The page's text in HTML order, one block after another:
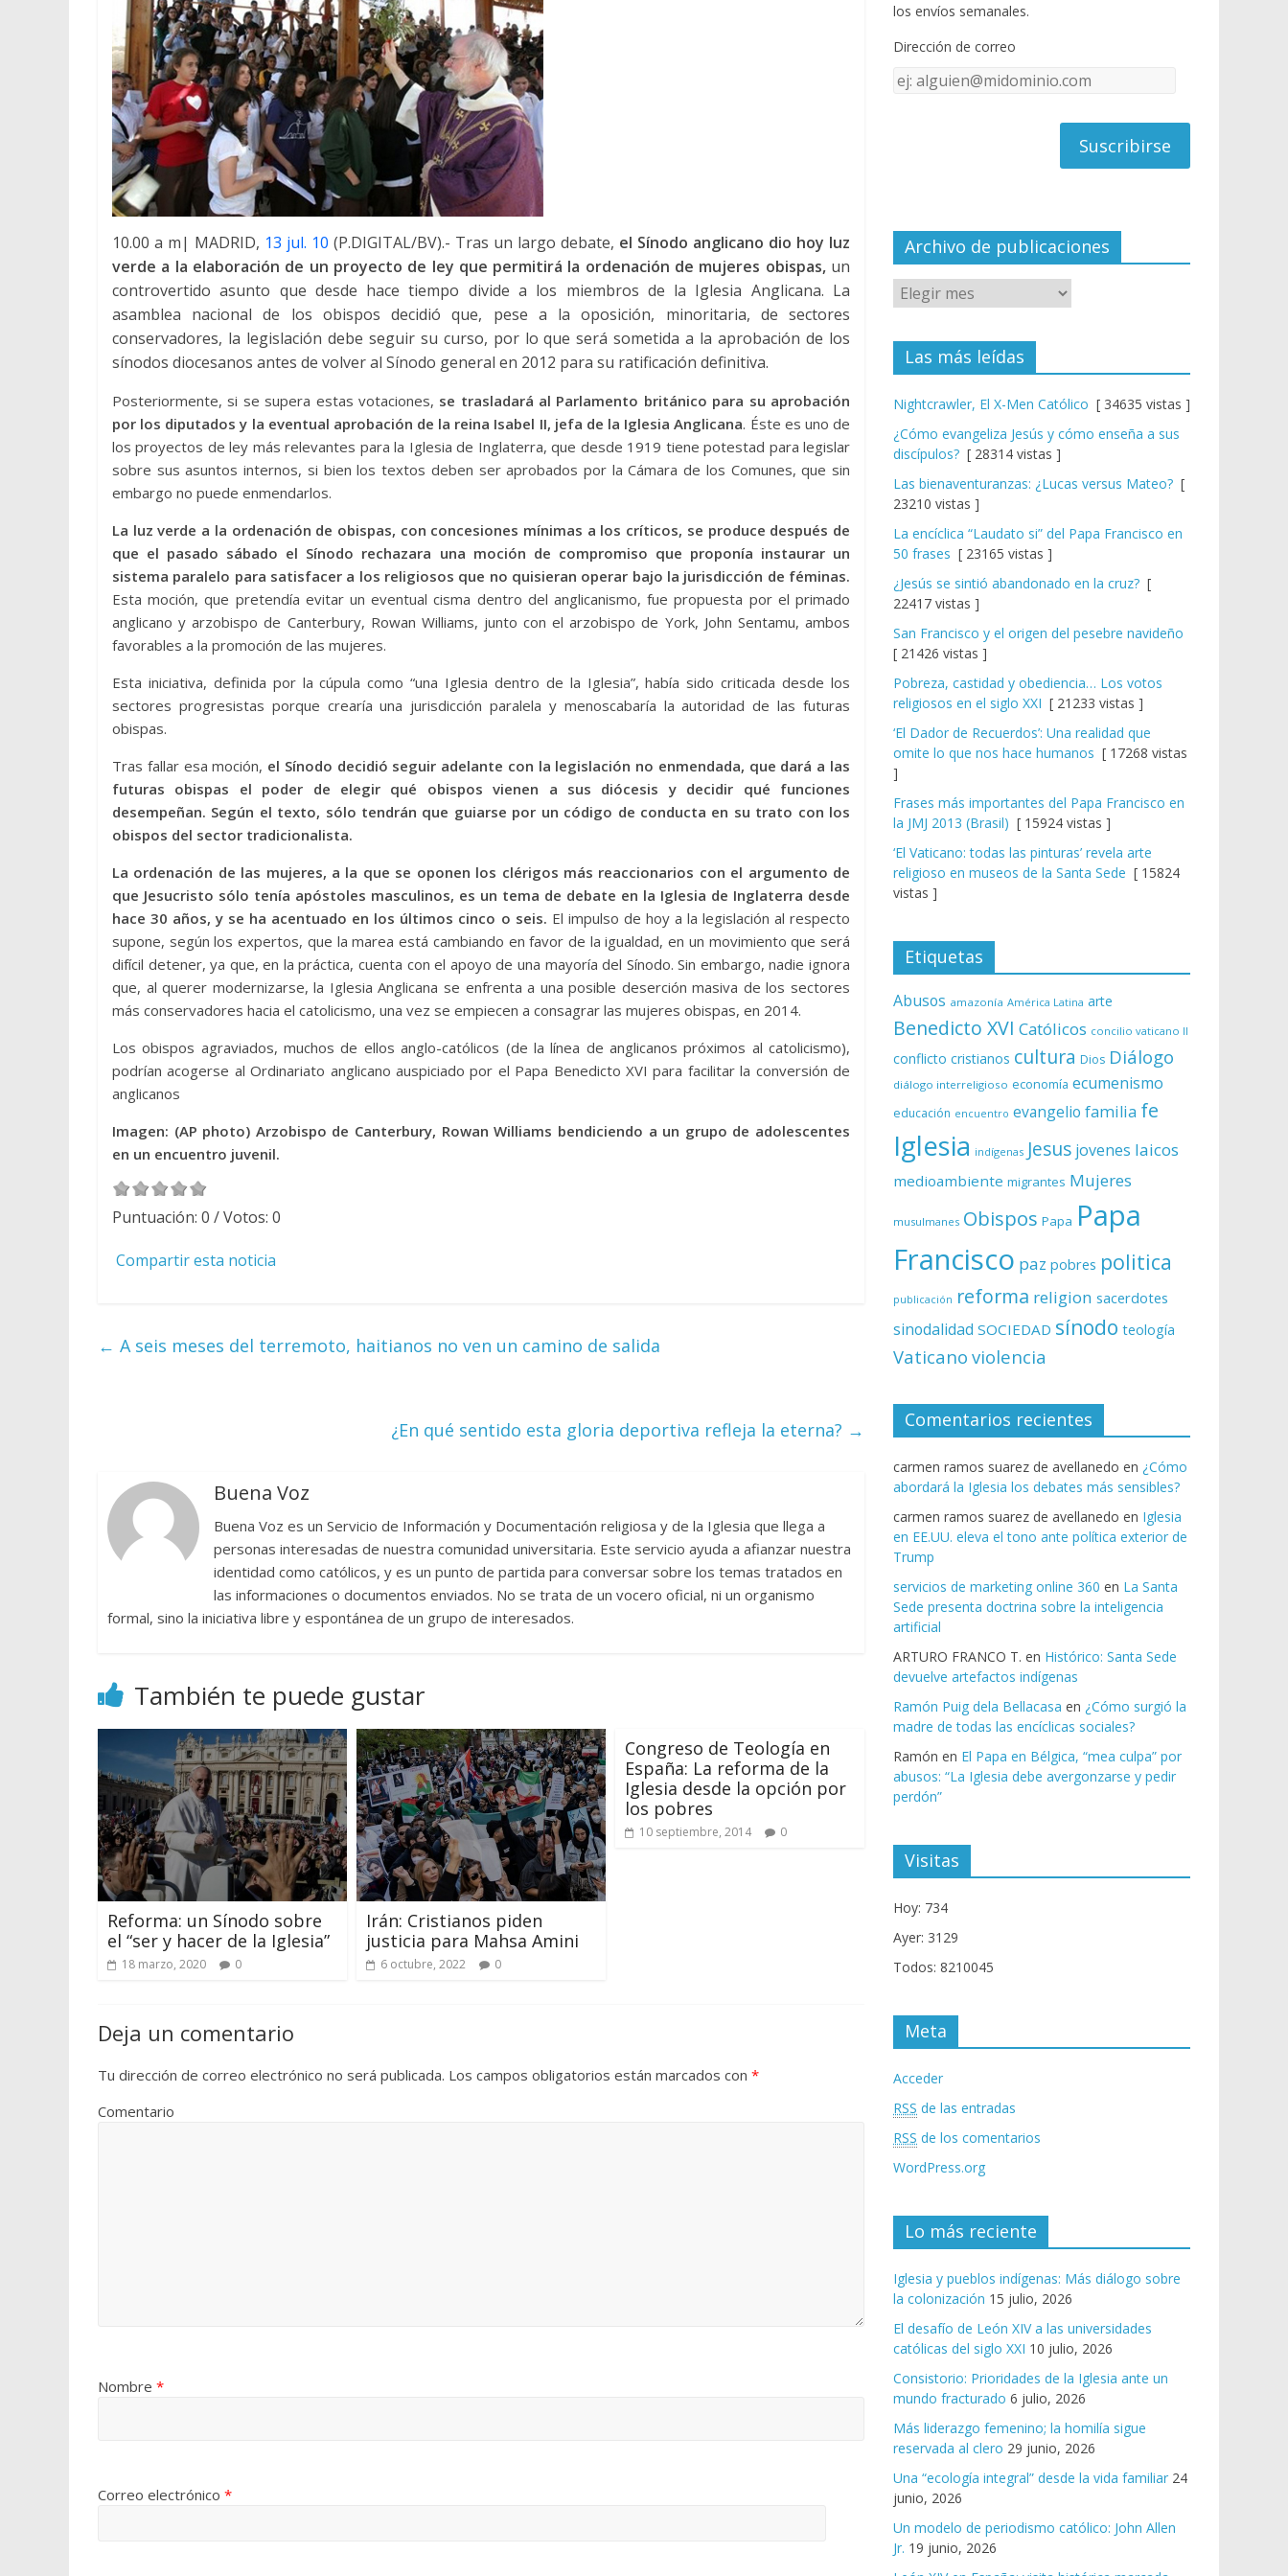
10.00 a m| MADRID, 13 jul. 10 (P.DIGITAL/BV).- Tras un largo debate, el Sínodo anglicano dio hoy luz
verde a la elaboración de un proyecto de ley que permitirá la ordenación de mujeres obispas,un
controvertido asunto que desde hace tiempo divide a los miembros de la Iglesia Anglicana. La
asamblea nacional de los obispos decidió que, pese a la oposición, minoritaria, de sectores
conservadores, la legislación debe seguir su curso, por lo que será sometida a la aprobación de los
sínodos diocesanos antes de volver al Sínodo general en 2012 para su ratificación definitiva.
Posteriormente, si se supera estas votaciones, se trasladará al Parlamento británico para su aprobación
por los diputados y la eventual aprobación de la reina Isabel II, jefa de la Iglesia Anglicana. Éste es uno de
los proyectos de ley más relevantes para la Iglesia de Inglaterra, que desde 1919 tiene potestad para legislar
sobre sus asuntos internos, si bien los textos deben ser aprobados por la Cámara de los Comunes, que sin
embargo no puede enmendarlos.
La luz verde a la ordenación de obispas, con concesiones mínimas a los críticos, se produce después de
que el pasado sábado el Sínodo rechazara una moción de compromiso que proponía instaurar un
sistema paralelo para satisfacer a los religiosos que no quisieran operar bajo la jurisdicción de féminas.
Esta moción, que pretendía evitar un eventual cisma dentro del anglicanismo, fue propuesta por el primado
anglicano y arzobispo de Canterbury, Rowan Williams, junto con el arzobispo de York, John Sentamu, ambos
favorables a la promoción de las mujeres.
Esta iniciativa, definida por la cúpula como “una Iglesia dentro de la Iglesia”, había sido criticada desde los
sectores progresistas porque crearía una jurisdicción paralela y menoscabaría la autoridad de las futuras
obispas.
Tras fallar esa moción, el Sínodo decidió seguir adelante con la legislación no enmendada, que dará a las
futuras obispas el poder de elegir qué obispos vienen a sus diócesis y decidir qué funciones
desempeñan. Según el texto, sólo tendrán que guiarse por un código de conducta en su trato con los
obispos del sector tradicionalista.
La ordenación de las mujeres, a la que se oponen los clérigos más reaccionarios con el argumento de
que Jesucristo sólo tenía apóstoles masculinos, es un tema de debate en la Iglesia de Inglaterra desde
hace 30 años, y se ha acentuado en los últimos cinco o seis. El impulso de hoy a la legislación al respecto
supone, según los expertos, que la marea está cambiando en favor de la igualdad, en un movimiento que será
difícil detener, ya que, en la práctica, cuenta con el apoyo de una mayoría del Sínodo. Sin embargo, nadie ignora
que, al querer modernizarse, la Iglesia Anglicana se enfrenta a una posible deserción masiva de los sectores
más conservadores hacia el catolicismo, una vez se empiecen a consagrar las mujeres obispas, en 2014.
Los obispos agraviados, muchos de ellos anglo-católicos (de la línea de anglicanos próximos al catolicismo),
podrían acogerse al Ordinariato anglicano auspiciado por el Papa Benedicto XVI para facilitar la conversión de
anglicanos
Imagen: (AP photo) Arzobispo de Canterbury, Rowan Williams bendiciendo a un grupo de adolescentes
en un encuentro juvenil.
Puntuación: 0 / Votos: 0
Compartir esta noticia
← A seis meses del terremoto, haitianos no ven un camino de salida
¿En qué sentido esta gloria deportiva refleja la eterna? →
Buena Voz
Buena Voz es un Servicio de Información y Documentación religiosa y de la Iglesia que llega a
personas interesadas de nuestra comunidad universitaria. Este servicio ayuda a afianzar nuestra
identidad como católicos, y es un punto de partida para conversar sobre los temas tratados en
las informaciones o documentos enviados. No se trata de un vocero oficial, ni un organismo
formal, sino la iniciativa libre y espontánea de un grupo de interesados.
También te puede gustar
Reforma: un Sínodo sobre
el “ser y hacer de la Iglesia”
18 marzo, 2020 0
Irán: Cristianos piden
justicia para Mahsa Amini
6 octubre, 2022 0
Congreso de Teología en
España: La reforma de la
Iglesia desde la opción por
los pobres
10 septiembre, 2014 0
Deja un comentario
Tu dirección de correo electrónico no será publicada. Los campos obligatorios están marcados con *
Comentario
Nombre *
Correo electrónico *
o
k e
C
el
los envíos semanales.
Dirección de correo
Dirección
Archivo de publicaciones
Las más leídas
Nightcrawler, El X-Men Católico [ 34635 vistas ]
¿Cómo evangeliza Jesús y cómo enseña a sus
discípulos? [ 28314 vistas ]
Las bienaventuranzas: ¿Lucas versus Mateo? [
23210 vistas ]
La encíclica “Laudato si” del Papa Francisco en
50 frases [ 23165 vistas ]
¿Jesús se sintió abandonado en la cruz? [
22417 vistas ]
San Francisco y el origen del pesebre navideño
[ 21426 vistas ]
Pobreza, castidad y obediencia… Los votos
religiosos en el siglo XXI [ 21233 vistas ]
‘El Dador de Recuerdos’: Una realidad que
omite lo que nos hace humanos [ 17268 vistas
]
Frases más importantes del Papa Francisco en
la JMJ 2013 (Brasil) [ 15924 vistas ]
‘El Vaticano: todas las pinturas’ revela arte
religioso en museos de la Santa Sede [ 15824
vistas ]
Etiquetas
Abusos amazonía América Latina arte
Benedicto XVI Católicos concilio vaticano II
conflicto cristianos cultura Dios Diálogo
diálogo interreligioso economía ecumenismo
educación encuentro evangelio familia fe
Iglesia indígenas Jesus jovenes laicos
medioambiente migrantes Mujeres
musulmanes Obispos Papa Papa
Francisco paz pobres politica
publicación reforma religion sacerdotes
sinodalidad SOCIEDAD sínodo teología
Vaticano violencia
Comentarios recientes
carmen ramos suarez de avellanedo en ¿Cómo
abordará la Iglesia los debates más sensibles?
carmen ramos suarez de avellanedo en Iglesia
en EE.UU. eleva el tono ante política exterior de
Trump
servicios de marketing online 360 en La Santa
Sede presenta doctrina sobre la inteligencia
artificial
ARTURO FRANCO T. en Histórico: Santa Sede
devuelve artefactos indígenas
Ramón Puig dela Bellacasa en ¿Cómo surgió la
madre de todas las encíclicas sociales?
Ramón en El Papa en Bélgica, “mea culpa” por
abusos: “La Iglesia debe avergonzarse y pedir
perdón”
Visitas
Hoy: 734
Ayer: 3129
Todos: 8210045
Meta
Acceder
RSS de las entradas
RSS de los comentarios
WordPress.org
Lo más reciente
Iglesia y pueblos indígenas: Más diálogo sobre
la colonización 15 julio, 2026
El desafío de León XIV a las universidades
católicas del siglo XXI 10 julio, 2026
Consistorio: Prioridades de la Iglesia ante un
mundo fracturado 6 julio, 2026
Más liderazgo femenino; la homilía sigue
reservada al clero 29 junio, 2026
Una “ecología integral” desde la vida familiar 24
junio, 2026
Un modelo de periodismo católico: John Allen
Jr. 19 junio, 2026